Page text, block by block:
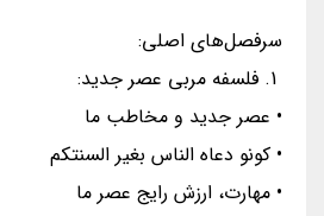
سرفصل‌های اصلی:
• عصر جدید و مخاطب ما
• کونو دعاه الناس بغیر السنتکم
• مهارت، ارزش رایج عصر ما